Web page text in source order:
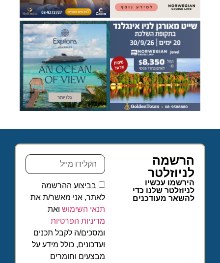
הרשמה
לניוזלטר
הירשמו עכשיו
לניוזלטר שלנו כדי
להשאר מעודכנים
בביצוע ההרשמה
לאתר, אני מאשר/ת את
תנאי השימוש ואת
מדיניות הפרטיות
ומסכים/ה לקבל תכנים
ועדכונים, כולל מידע על
מבצעים וחומרים